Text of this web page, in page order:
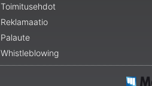
Toimitusehdot
Reklamaatio
Palaute
Whistleblowing